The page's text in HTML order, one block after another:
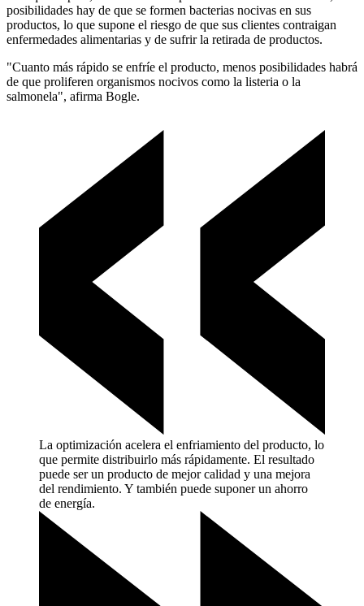
posibilidades hay de que se formen bacterias nocivas en sus
productos, lo que supone el riesgo de que sus clientes contraigan
enfermedades alimentarias y de sufrir la retirada de productos.
"Cuanto más rápido se enfríe el producto, menos posibilidades habrá
de que proliferen organismos nocivos como la listeria o la
salmonela", afirma Bogle.
La optimización acelera el enfriamiento del producto, lo
que permite distribuirlo más rápidamente. El resultado
puede ser un producto de mejor calidad y una mejora
del rendimiento. Y también puede suponer un ahorro
de energía.